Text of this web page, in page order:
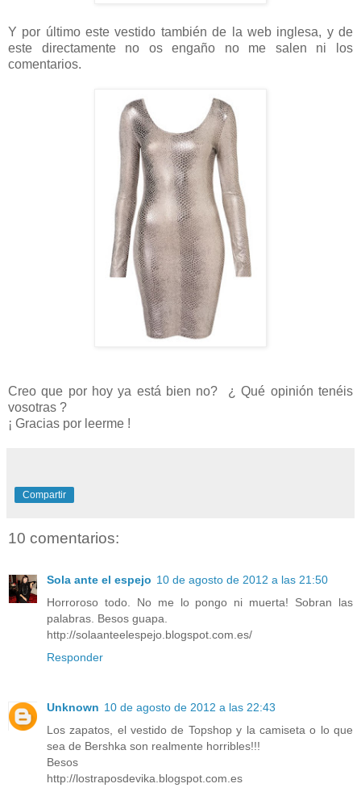
Y por último este vestido también de la web inglesa, y de
este directamente no os engaño no me salen ni los
comentarios.
Creo que por hoy ya está bien no? ¿ Qué opinión tenéis
vosotras ?
¡ Gracias por leerme !
Compartir
10 comentarios:
Sola ante el espejo 10 de agosto de 2012 a las 21:50
Horroroso todo. No me lo pongo ni muerta! Sobran las
palabras. Besos guapa.
http://solaanteelespejo.blogspot.com.es/
Responder
Unknown 10 de agosto de 2012 a las 22:43
Los zapatos, el vestido de Topshop y la camiseta o lo que
sea de Bershka son realmente horribles!!!
Besos
http://lostraposdevika.blogspot.com.es